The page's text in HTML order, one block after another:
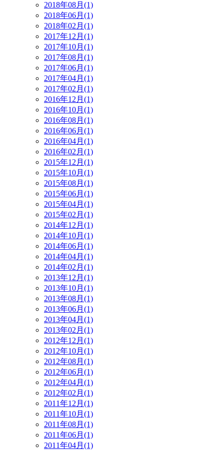
2018年08月(1)
2018年06月(1)
2018年02月(1)
2017年12月(1)
2017年10月(1)
2017年08月(1)
2017年06月(1)
2017年04月(1)
2017年02月(1)
2016年12月(1)
2016年10月(1)
2016年08月(1)
2016年06月(1)
2016年04月(1)
2016年02月(1)
2015年12月(1)
2015年10月(1)
2015年08月(1)
2015年06月(1)
2015年04月(1)
2015年02月(1)
2014年12月(1)
2014年10月(1)
2014年06月(1)
2014年04月(1)
2014年02月(1)
2013年12月(1)
2013年10月(1)
2013年08月(1)
2013年06月(1)
2013年04月(1)
2013年02月(1)
2012年12月(1)
2012年10月(1)
2012年08月(1)
2012年06月(1)
2012年04月(1)
2012年02月(1)
2011年12月(1)
2011年10月(1)
2011年08月(1)
2011年06月(1)
2011年04月(1)